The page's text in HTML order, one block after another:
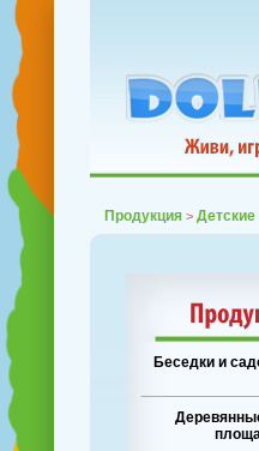
Продукция >
Беседки и